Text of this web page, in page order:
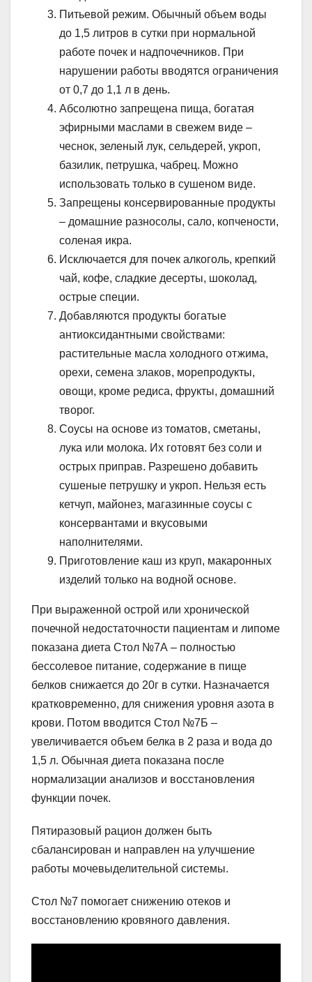
Питьевой режим. Обычный объем воды
до 1,5 литров в сутки при нормальной
работе почек и надпочечников. При
нарушении работы вводятся ограничения
от 0,7 до 1,1 л в день.
Абсолютно запрещена пища, богатая
эфирными маслами в свежем виде –
чеснок, зеленый лук, сельдерей, укроп,
базилик, петрушка, чабрец. Можно
использовать только в сушеном виде.
Запрещены консервированные продукты
– домашние разносолы, сало, копчености,
соленая икра.
Исключается для почек алкоголь, крепкий
чай, кофе, сладкие десерты, шоколад,
острые специи.
Добавляются продукты богатые
антиоксидантными свойствами:
растительные масла холодного отжима,
орехи, семена злаков, морепродукты,
овощи, кроме редиса, фрукты, домашний
творог.
Соусы на основе из томатов, сметаны,
лука или молока. Их готовят без соли и
острых приправ. Разрешено добавить
сушеные петрушку и укроп. Нельзя есть
кетчуп, майонез, магазинные соусы с
консервантами и вкусовыми
наполнителями.
Приготовление каш из круп, макаронных
изделий только на водной основе.
При выраженной острой или хронической
почечной недостаточности пациентам и липоме
показана диета Стол №7А – полностью
бессолевое питание, содержание в пище
белков снижается до 20г в сутки. Назначается
кратковременно, для снижения уровня азота в
крови. Потом вводится Стол №7Б –
увеличивается объем белка в 2 раза и вода до
1,5 л. Обычная диета показана после
нормализации анализов и восстановления
функции почек.
Пятиразовый рацион должен быть
сбалансирован и направлен на улучшение
работы мочевыделительной системы.
Стол №7 помогает снижению отеков и
восстановлению кровяного давления.